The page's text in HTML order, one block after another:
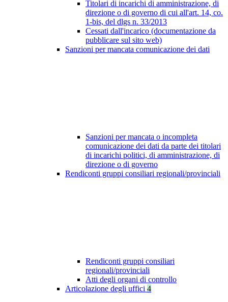
Titolari di incarichi di amministrazione, di
direzione o di governo di cui all'art. 14, co.
1-bis, del dlgs n. 33/2013
Cessati dall'incarico (documentazione da
pubblicare sul sito web)
Sanzioni per mancata comunicazione dei dati
Sanzioni per mancata o incompleta
comunicazione dei dati da parte dei titolari
di incarichi politici, di amministrazione, di
direzione o di governo
Rendiconti gruppi consiliari regionali/provinciali
Rendiconti gruppi consiliari
regionali/provinciali
Atti degli organi di controllo
Articolazione degli uffici 4